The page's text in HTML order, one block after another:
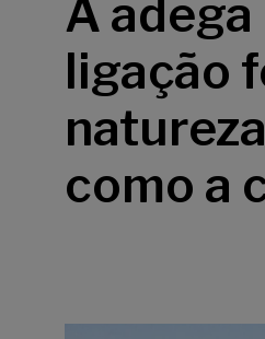
A
ligação
como a